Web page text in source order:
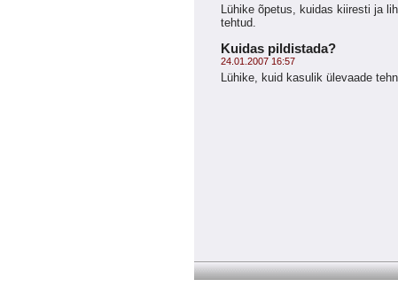
Lühike õpetus, kuidas kiiresti ja
tehtud.
Kuidas pildistada?
24.01.2007 16:57
Lühike, kuid kasulik ülevaade